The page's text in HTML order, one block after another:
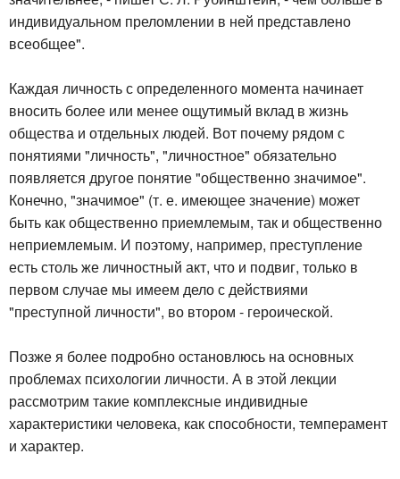
индивидуальном преломлении в ней представлено
всеобщее".
Каждая личность с определенного момента начинает
вносить более или менее ощутимый вклад в жизнь
общества и отдельных людей. Вот почему рядом с
понятиями "личность", "личностное" обязательно
появляется другое понятие "общественно значимое".
Конечно, "значимое" (т. е. имеющее значение) может
быть как общественно приемлемым, так и общественно
неприемлемым. И поэтому, например, преступление
есть столь же личностный акт, что и подвиг, только в
первом случае мы имеем дело с действиями
"преступной личности", во втором - героической.
Позже я более подробно остановлюсь на основных
проблемах психологии личности. А в этой лекции
рассмотрим такие комплексные индивидные
характеристики человека, как способности, темперамент
и характер.